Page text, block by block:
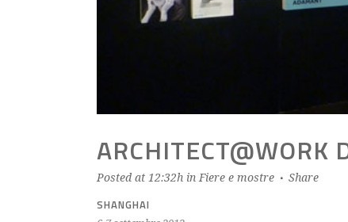
ARCHITECT@WORK
Posted at 12:32h in Fiere e mostre Share
SHANGHAI